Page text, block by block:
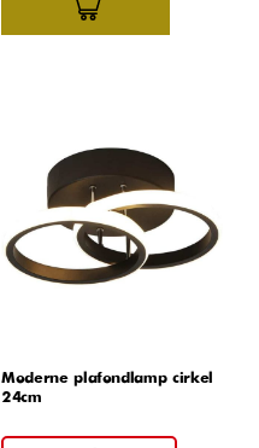
Moderne plafondlamp cirkel
24cm